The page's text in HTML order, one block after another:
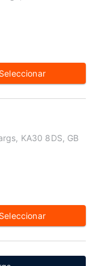
Seleccionar
KA30 8DS, GB
Seleccionar